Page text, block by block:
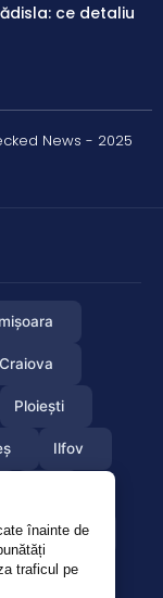
înainte de
traficul pe
ce detaliu
News - 2025
Craiova
Ploiești
Ilfov
Satumare
Severin